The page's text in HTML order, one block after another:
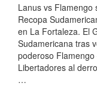
Lanus vs Flamengo
Recopa
en La Fortaleza. El
Sudamericana tras
poderoso
Libertadores al
…